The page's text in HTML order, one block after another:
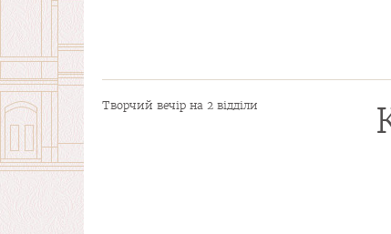
Творчий вечір на 2 відділи